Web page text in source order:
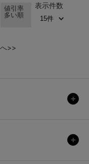
値引率
多い順
表示件数
>>